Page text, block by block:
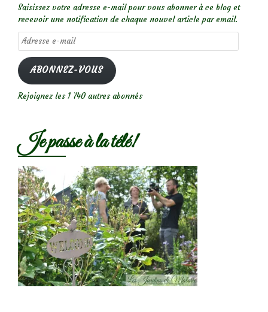
Saisissez votre adresse e-mail pour vous abonner à ce blog et
recevoir une notification de chaque nouvel article par email.
Adresse
e-
mail
ABONNEZ-VOUS
Rejoignez les 1 740 autres abonnés
Je passe à la télé!